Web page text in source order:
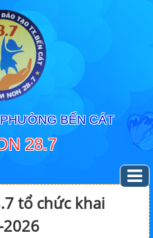
BẾN CÁT
28.7
tổ chức khai